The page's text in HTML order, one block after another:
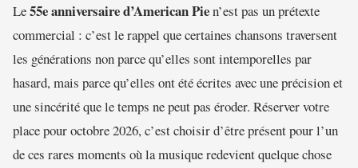
Le55e anniversaire d’American Pien’est pas un prétexte
commercial : c’est le rappel que certaines chansons traversent
les générations non parce qu’elles sont intemporelles par
hasard, mais parce qu’elles ont été écrites avec une précision et
une sincérité que le temps ne peut pas éroder. Réserver votre
place pour octobre 2026, c’est choisir d’être présent pour l’un
de ces rares moments où la musique redevient quelque chose